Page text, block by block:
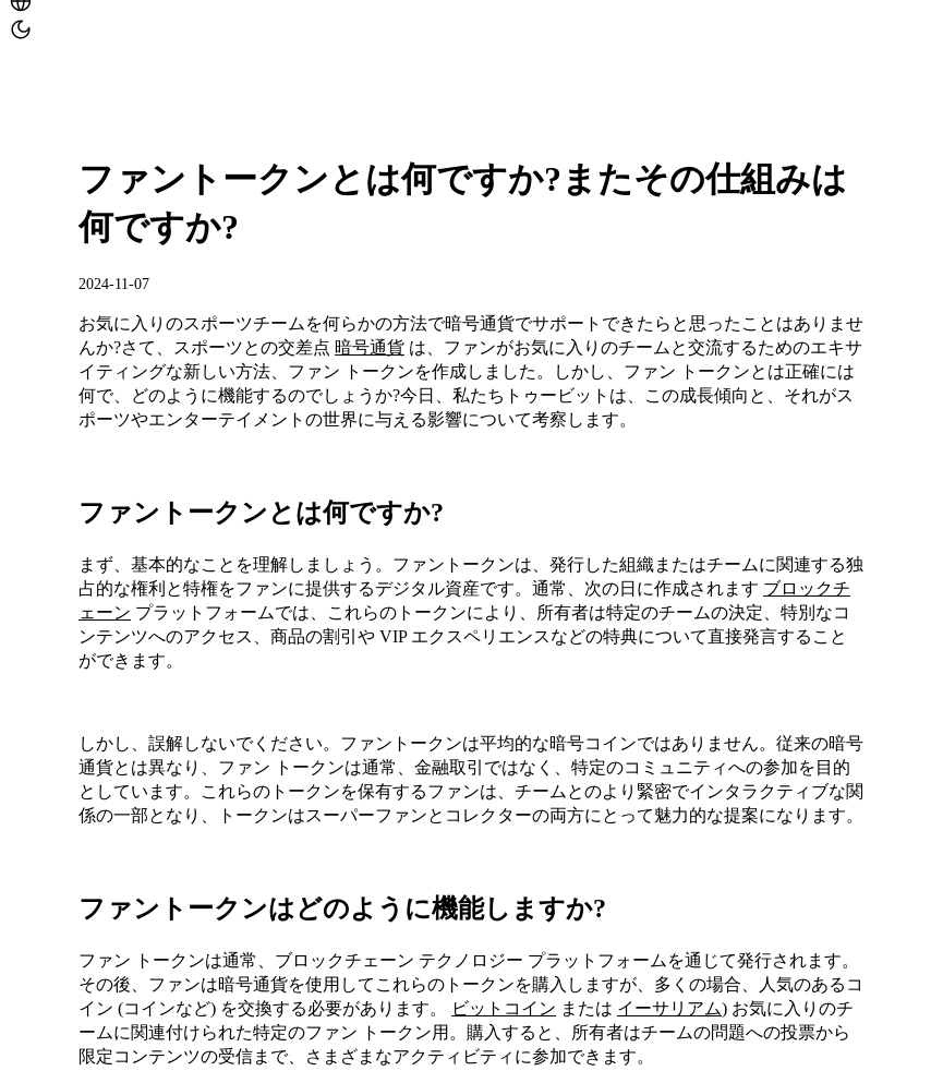
ファントークンとは何ですか?またその仕組みは
何ですか?
2024-11-07
お気に入りのスポーツチームを何らかの方法で暗号通貨でサポートできたらと思ったことはありませ
んか?さて、スポーツとの交差点 暗号通貨 は、ファンがお気に入りのチームと交流するためのエキサ
イティングな新しい方法、ファン トークンを作成しました。しかし、ファン トークンとは正確には
何で、どのように機能するのでしょうか?今日、私たちトゥービットは、この成長傾向と、それがス
ポーツやエンターテイメントの世界に与える影響について考察します。
ファントークンとは何ですか?
まず、基本的なことを理解しましょう。ファントークンは、発行した組織またはチームに関連する独
占的な権利と特権をファンに提供するデジタル資産です。通常、次の日に作成されます ブロックチ
ェーン プラットフォームでは、これらのトークンにより、所有者は特定のチームの決定、特別なコ
ンテンツへのアクセス、商品の割引や VIP エクスペリエンスなどの特典について直接発言すること
ができます。
しかし、誤解しないでください。ファントークンは平均的な暗号コインではありません。従来の暗号
通貨とは異なり、ファン トークンは通常、金融取引ではなく、特定のコミュニティへの参加を目的
としています。これらのトークンを保有するファンは、チームとのより緊密でインタラクティブな関
係の一部となり、トークンはスーパーファンとコレクターの両方にとって魅力的な提案になります。
ファントークンはどのように機能しますか?
ファン トークンは通常、ブロックチェーン テクノロジー プラットフォームを通じて発行されます。
その後、ファンは暗号通貨を使用してこれらのトークンを購入しますが、多くの場合、人気のあるコ
イン (コインなど) を交換する必要があります。
ビットコイン または イーサリアム) お気に入りのチ
ームに関連付けられた特定のファン トークン用。購入すると、所有者はチームの問題への投票から
限定コンテンツの受信まで、さまざまなアクティビティに参加できます。